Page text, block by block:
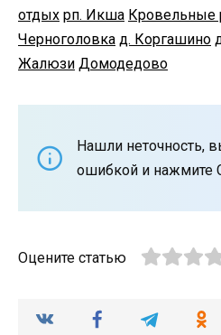
отдых рп. Икша Кровельные
Черноголовка д. Коргашино
Жалюзи Домодедово
Нашли неточность,
ошибкой и нажмите
Оцените статью